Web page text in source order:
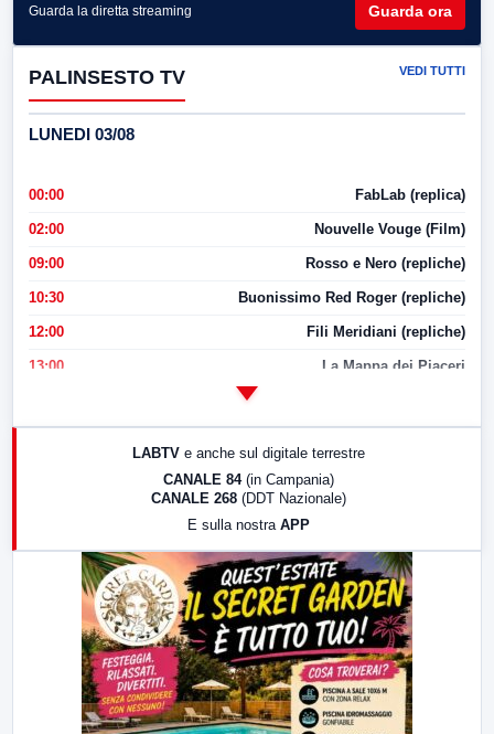
Guarda la diretta streaming Guarda ora
PALINSESTO TV VEDI TUTTI
LUNEDI 03/08
00:00 FabLab (replica)
02:00 Nouvelle Vouge (Film)
09:00 Rosso e Nero (repliche)
10:30 Buonissimo Red Roger (repliche)
12:00 Fili Meridiani (repliche)
13:00 La Mappa dei Piaceri
LabNews (replica)
LABTV e anche sul digitale terrestre
CANALE 84 (in Campania)
CANALE 268 (DDT Nazionale)
E sulla nostra APP